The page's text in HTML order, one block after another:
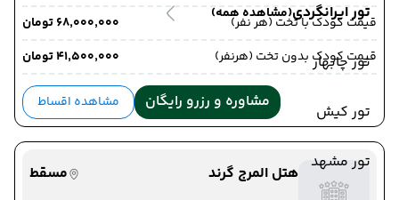
تور ایرانگردی(مشاهده همه)
تور چابهار
تور کیش
تور مشهد
قیمت کودک با تخت (هر نفر)
۶۸٬۰۰۰٬۰۰۰ تومان
قیمت کودک بدون تخت (هرنفر)
۴۱٬۵۰۰٬۰۰۰ تومان
مشاوره و رزرو رایگان مشاهده اقساط
هتل المرج گرند
مسقط